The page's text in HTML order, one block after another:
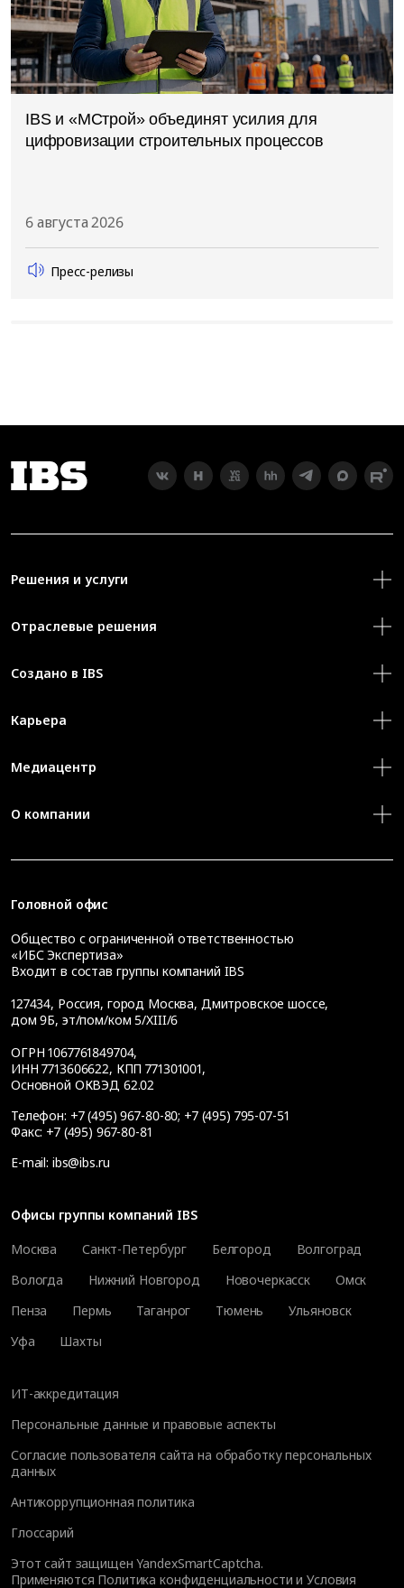
IBS и «МСтрой» объединят усилия для
цифровизации строительных процессов
6 августа 2026
Пресс-релизы
Решения и услуги
Отраслевые решения
Создано в IBS
Карьера
Медиацентр
О компании
Головной офис
Общество с ограниченной ответственностью
«ИБС Экспертиза»
Входит в состав группы компаний IBS
127434, Россия, город Москва, Дмитровское шоссе,
дом 9Б, эт/пом/ком 5/XIII/6
ОГРН 1067761849704,
ИНН 7713606622, КПП 771301001,
Основной ОКВЭД 62.02
Телефон: +7 (495) 967-80-80; +7 (495) 795-07-51
Факс: +7 (495) 967-80-81
E-mail: ibs@ibs.ru
Офисы группы компаний IBS
Москва
Санкт-Петербург Белгород
Волгоград
Вологда
Нижний Новгород Новочеркасск
Омск
Пенза
Пермь Таганрог Тюмень
Ульяновск
Уфа
Шахты
ИТ-аккредитация
Персональные данные и правовые аспекты
Согласие пользователя сайта на обработку персональных
данных
Антикоррупционная политика
Глоссарий
Этот сайт защищен YandexSmartCaptcha.
Применяются Политика конфиденциальности иУсловия